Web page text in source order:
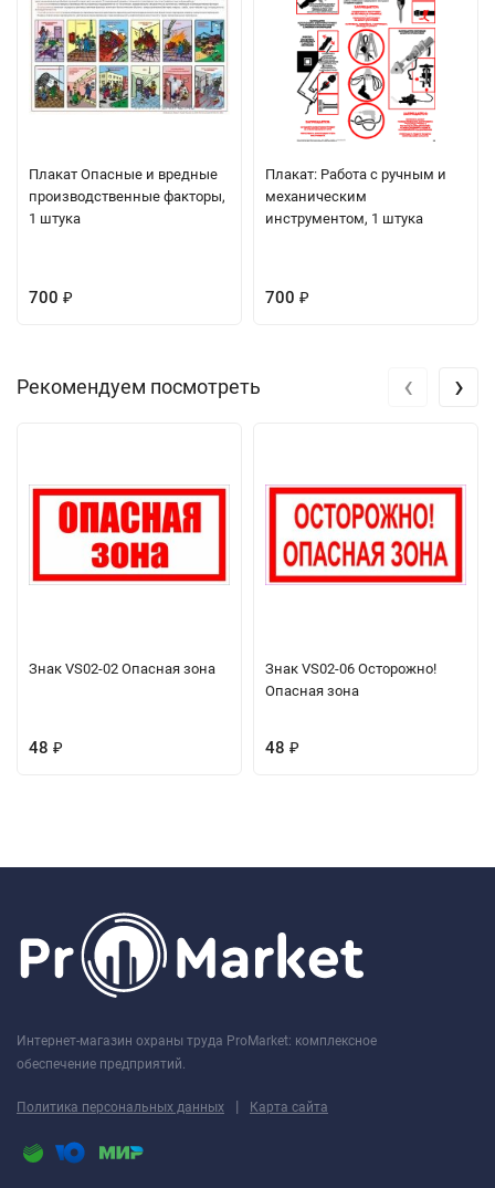
Плакат Опасные и вредные
производственные факторы,
1 штука
700 ₽
Плакат: Работа с ручным и
механическим
инструментом, 1 штука
700 ₽
Рекомендуем посмотреть
Знак VS02-02 Опасная зона
48 ₽
Знак VS02-06 Осторожно!
Опасная зона
48 ₽
‹ ›
Интернет-магазин охраны труда ProMarket: комплексное
обеспечение предприятий.
Политика персональных данных | Карта сайта